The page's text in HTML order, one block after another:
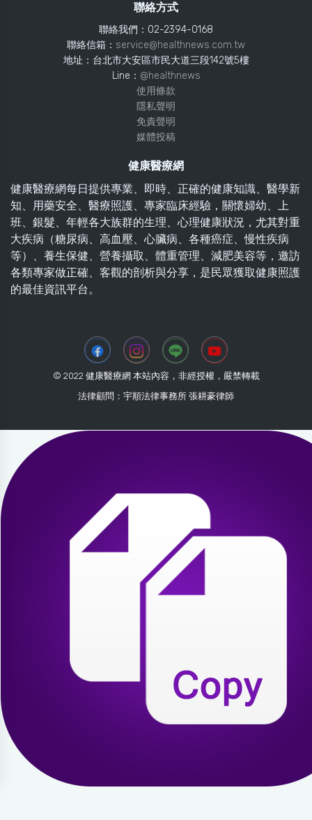
聯絡方式
聯絡我們：02-2394-0168
聯絡信箱： service@healthnews.com.tw
地址：台北市大安區市民大道三段142號5樓
Line： @healthnews
使用條款
隱私聲明
免責聲明
媒體投稿
健康醫療網
健康醫療網每日提供專業、即時、正確的健康知識、醫學新
知、用藥安全、醫療照護、專家臨床經驗，關懷婦幼、上
班、銀髮、年輕各大族群的生理、心理健康狀況，尤其對重
大疾病（糖尿病、高血壓、心臟病、各種癌症、慢性疾病
等）、養生保健、營養攝取、體重管理、減肥美容等，邀訪
各類專家做正確、客觀的剖析與分享，是民眾獲取健康照護
的最佳資訊平台。
© 2022 健康醫療網 本站內容，非經授權，嚴禁轉載
法律顧問：宇順法律事務所 張耕豪律師